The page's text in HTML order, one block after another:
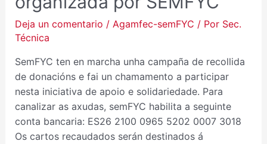
Deja un comentario / Agamfec-semFYC / Por Sec.
Técnica
SemFYC ten en marcha unha campaña de recollida
de donacións e fai un chamamento a participar
nesta iniciativa de apoio e solidariedade. Para
canalizar as axudas, semFYC habilita a seguinte
conta bancaria: ES26 2100 0965 5202 0007 3018
Os cartos recaudados serán destinados á